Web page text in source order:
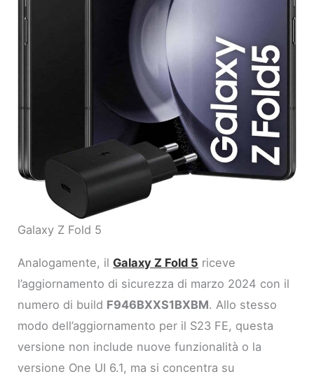
Galaxy Z Fold 5
Analogamente, ilGalaxy Z Fold 5 riceve
l’aggiornamento di sicurezza di marzo 2024 con il
numero di build F946BXXS1BXBM. Allo stesso
modo dell’aggiornamento per il S23 FE, questa
versione non include nuove funzionalità o la
versione One UI 6.1, ma si concentra su